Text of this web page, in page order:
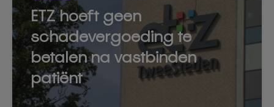
ETZ hoeft geen
schadevergoeding te
betalen na vastbinden
patiënt